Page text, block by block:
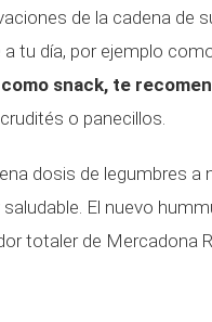
de la cadena de
tu día, por ejemplo
snack, te
o panecillos.
dosis de legumbres
El nuevo
totaler de Mercadona